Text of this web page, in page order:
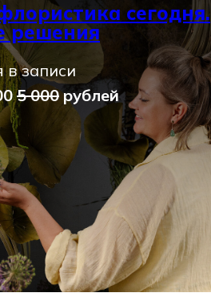
сегодня.
решения
записи
5 000рублей